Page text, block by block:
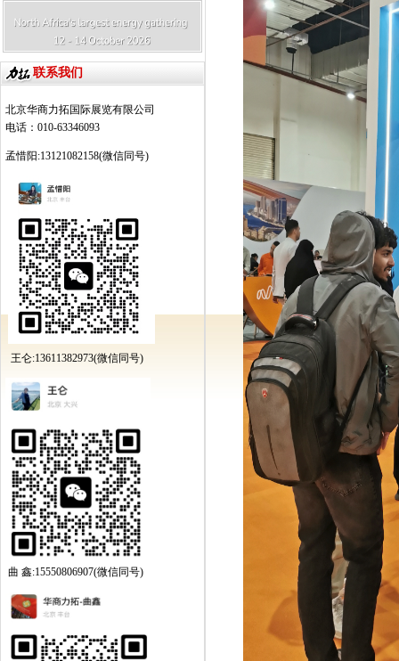
联系我们
北京华商力拓国际展览有限公司
电话：010-63346093
孟惜阳:13121082158(微信同号)
王仑:13611382973(微信同号)
曲 鑫:15550806907(微信同号)